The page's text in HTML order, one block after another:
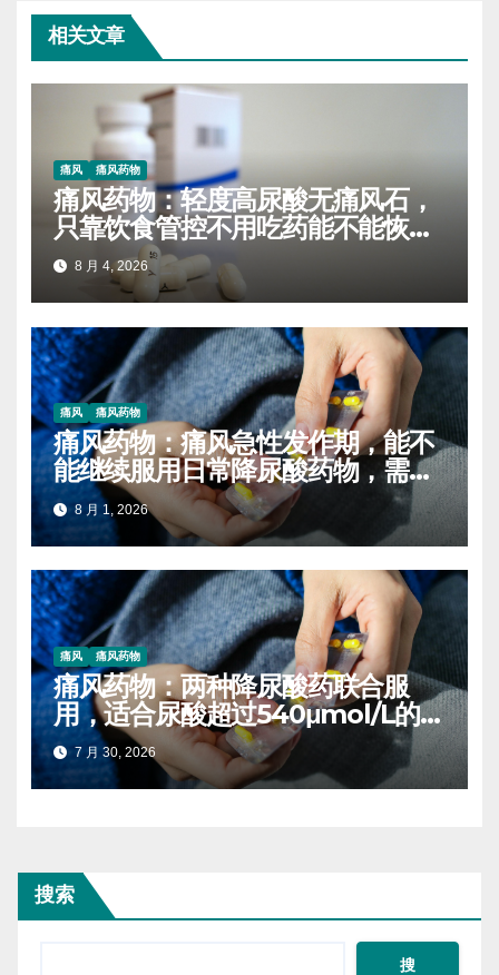
相关文章
痛风 痛风药物
痛风药物：轻度高尿酸无痛风石，
只靠饮食管控不用吃药能不能恢复
正常
8 月 4, 2026
痛风 痛风药物
痛风药物：痛风急性发作期，能不
能继续服用日常降尿酸药物，需要
停药吗
8 月 1, 2026
痛风 痛风药物
痛风药物：两种降尿酸药联合服
用，适合尿酸超过540μmol/L的痛
风患者吗
7 月 30, 2026
搜索
搜